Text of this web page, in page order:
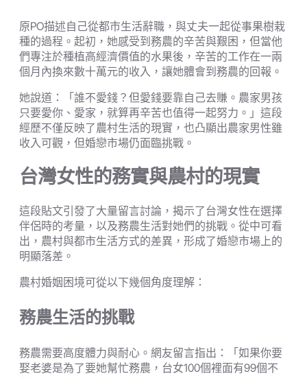
原PO描述自己從都市生活辭職，與丈夫一起從事果樹栽
種的過程。起初，她感受到務農的辛苦與艱困，但當他
們專注於種植高經濟價值的水果後，辛苦的工作在一兩
個月內換來數十萬元的收入，讓她體會到務農的回報。
她說道：「誰不愛錢？但愛錢要靠自己去賺。農家男孩
只要愛你、愛家，就算再辛苦也值得一起努力。」這段
經歷不僅反映了農村生活的現實，也凸顯出農家男性雖
收入可觀，但婚戀市場仍面臨挑戰。
台灣女性的務實與農村的現實
這段貼文引發了大量留言討論，揭示了台灣女性在選擇
伴侶時的考量，以及務農生活對她們的挑戰。從中可看
出，農村與都市生活方式的差異，形成了婚戀市場上的
明顯落差。
農村婚姻困境可從以下幾個角度理解：
務農生活的挑戰
務農需要高度體力與耐心。網友留言指出：「如果你要
娶老婆是為了要她幫忙務農，台女100個裡面有99個不